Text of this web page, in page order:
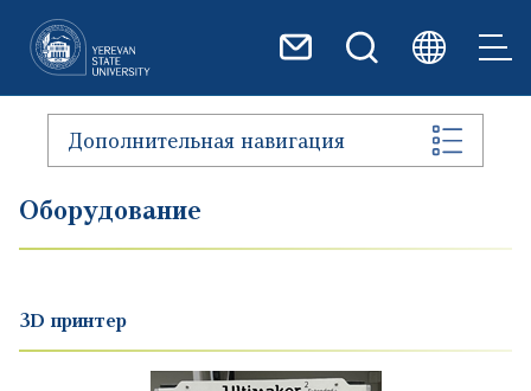
Дополнительная навигация
Оборудование
3D принтер